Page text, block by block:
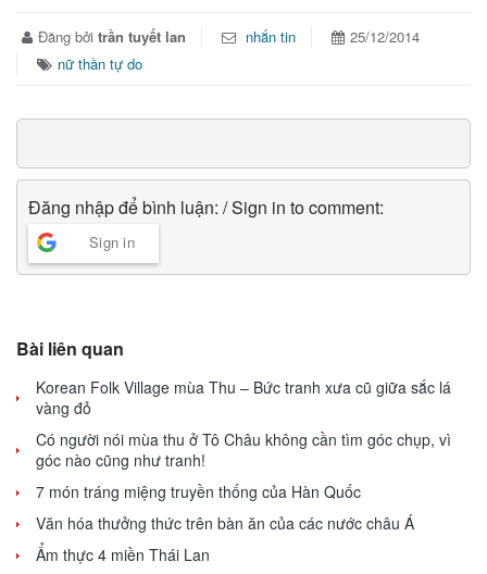
Đăng bởi trần tuyết lan nhắn tin
25/12/2014
nữ thần tự do
Đăng nhập để bình luận: / Sign in to comment:
Sign in
Bài liên quan
Korean Folk Village mùa Thu – Bức tranh xưa cũ giữa sắc lá
vàng đỏ
Có người nói mùa thu ở Tô Châu không cần tìm góc chụp, vì
góc nào cũng như tranh!
7 món tráng miệng truyền thống của Hàn Quốc
Văn hóa thưởng thức trên bàn ăn của các nước châu Á
Ẩm thực 4 miền Thái Lan